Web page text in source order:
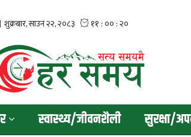
स्वास्थ्य/जीवनशैली सुरक्षा/